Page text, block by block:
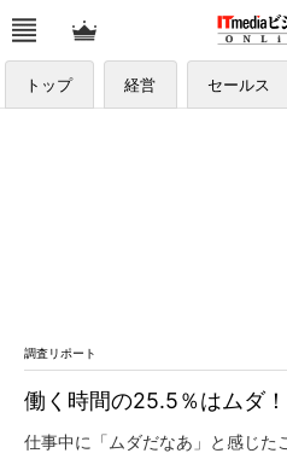
トップ 経営 セールス
調査リポート
働く時間の25.5％はムダ
仕事中に「ムダだなあ」と感じた